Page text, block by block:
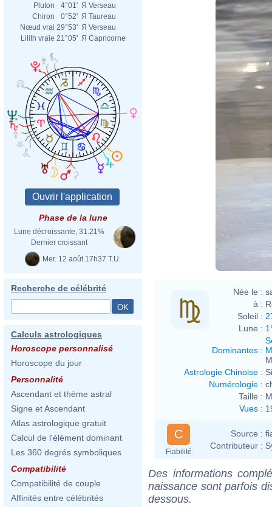
Pluton
4°01' Я Verseau
Chiron
0°52' Я Taureau
Nœud vrai 29°53' Я Verseau
Lilith vraie 21°05' Я Capricorne
Phase de la lune
Lune décroissante, 31.21%
Dernier croissant
Mer. 12 août 17h37 T.U.
Recherche de célébrité
Calculs astrologiques
Horoscope personnalisé
Horoscope du jour
Personnalité
Ascendant et thème astral
Signe et Ascendant
Atlas astrologique gratuit
Calcul de l'élément dominant
Les 360 degrés symboliques
Compatibilité
Compatibilité de couple
Affinités entre célébrités
Née le :
à :
Soleil :
Lune :
Dominantes :
Astrologie Chinoise :
Numérologie :
Taille :
Vues :
C
Fiabilité
Source :
Contributeur :
Des informations
naissance sont parfois
dessous.